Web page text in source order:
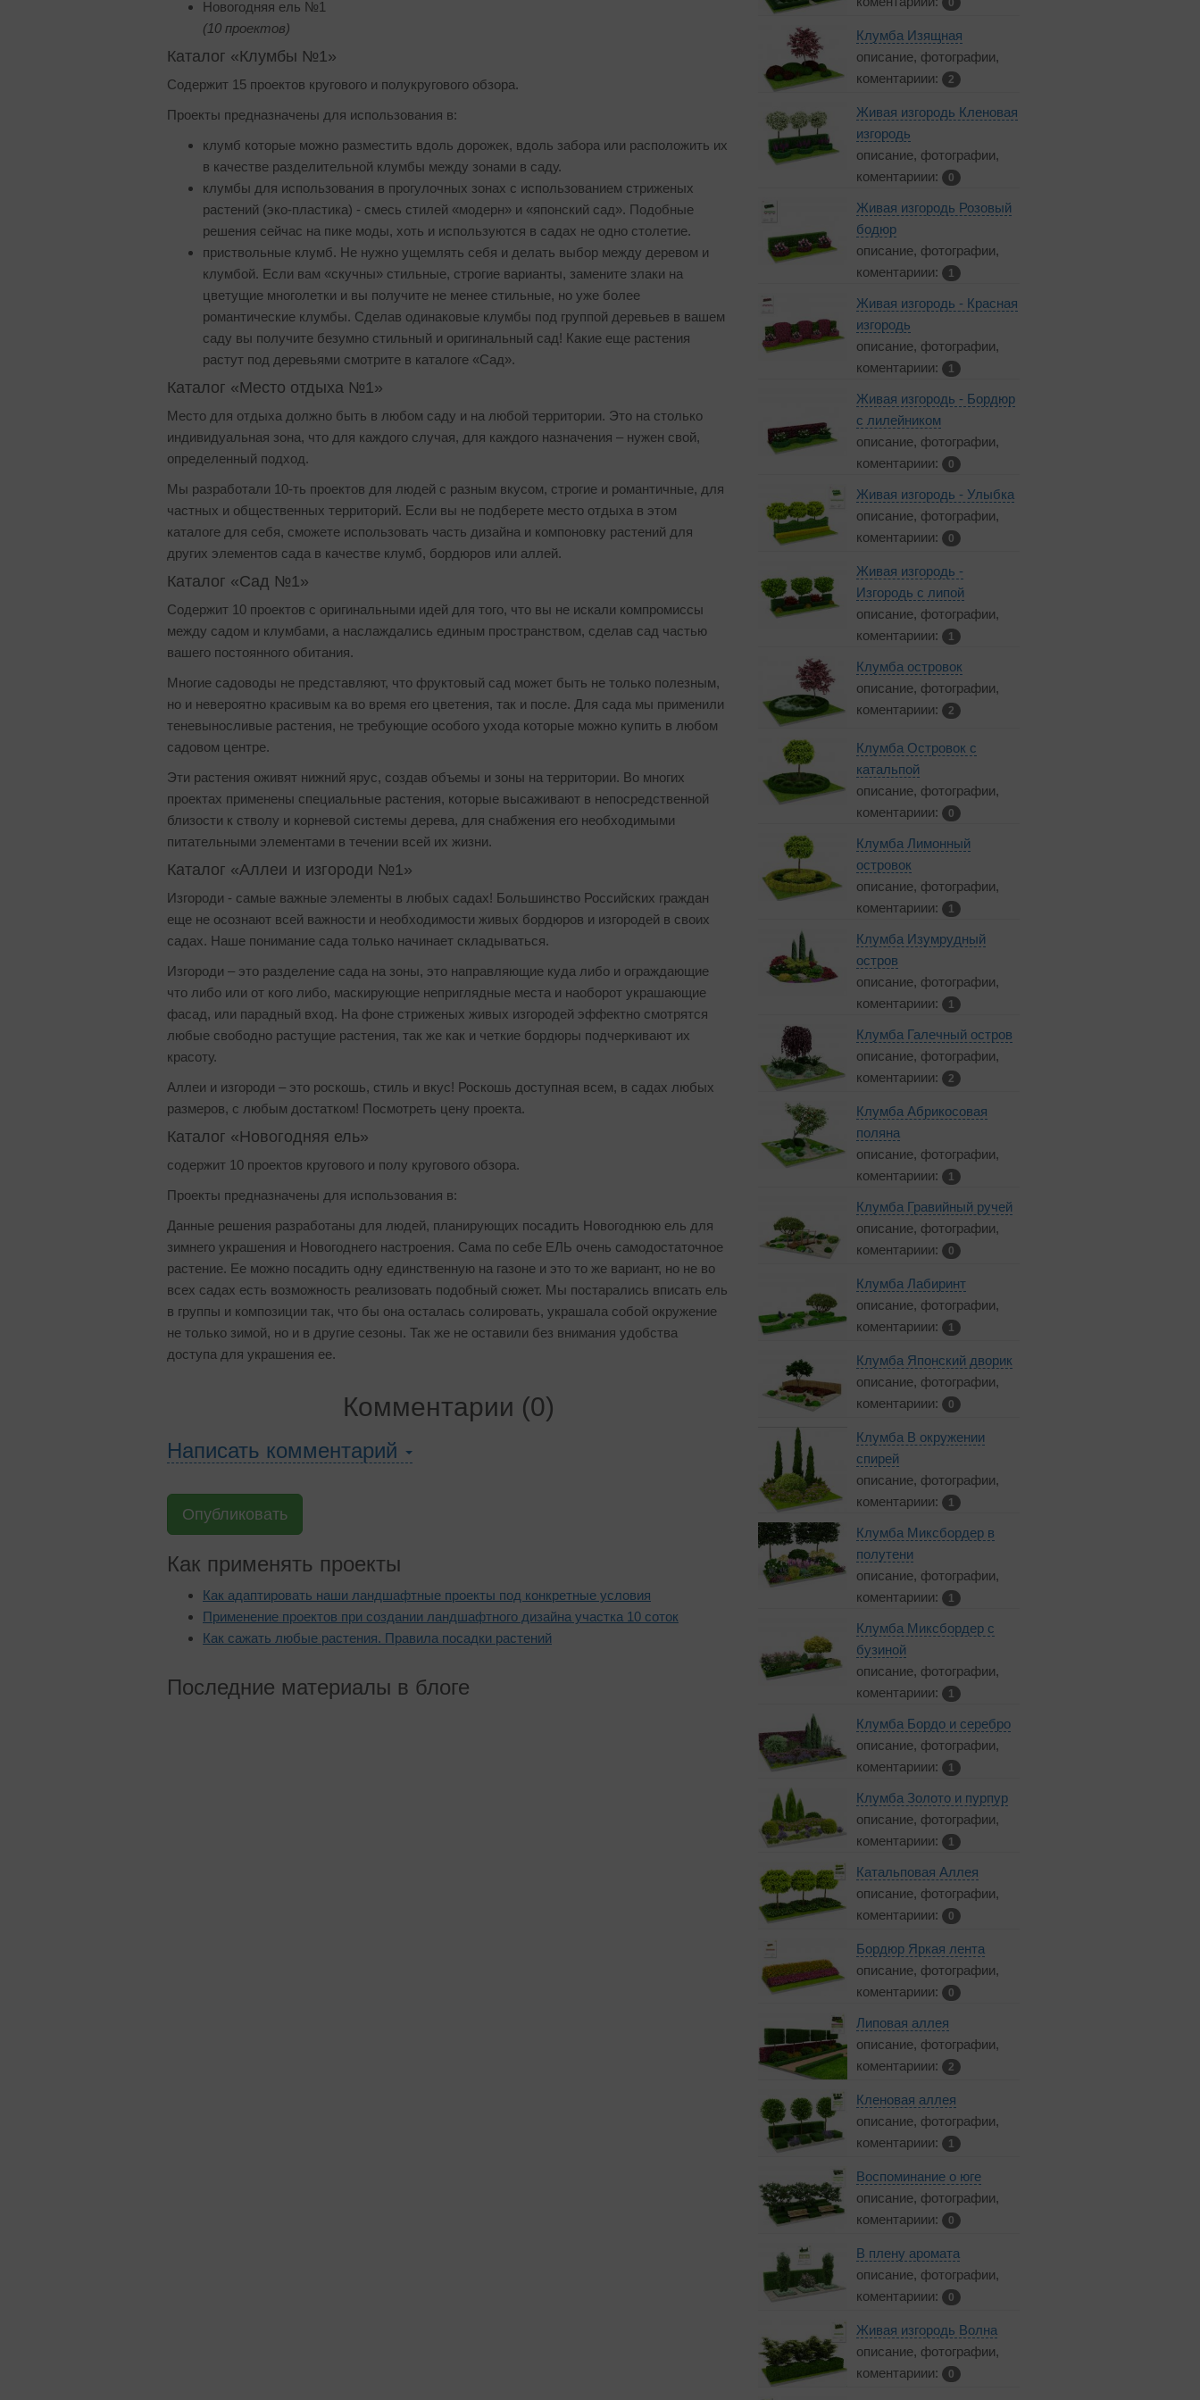
Новогодняя ель №1
(10 проектов)
Каталог «Клумбы №1»
Cодержит 15 проектов кругового и полукругового обзора.
Проекты предназначены для использования в:
клумб которые можно разместить вдоль дорожек, вдоль забора или расположить их
в качестве разделительной клумбы между зонами в саду.
клумбы для использования в прогулочных зонах с использованием стриженых
растений (эко-пластика) - смесь стилей «модерн» и «японский сад». Подобные
решения сейчас на пике моды, хоть и используются в садах не одно столетие.
приствольные клумб. Не нужно ущемлять себя и делать выбор между деревом и
клумбой. Если вам «скучны» стильные, строгие варианты, замените злаки на
цветущие многолетки и вы получите не менее стильные, но уже более
романтические клумбы. Сделав одинаковые клумбы под группой деревьев в вашем
саду вы получите безумно стильный и оригинальный сад! Какие еще растения
растут под деревьями смотрите в каталоге «Сад».
Каталог «Место отдыха №1»
Место для отдыха должно быть в любом саду и на любой территории. Это на столько
индивидуальная зона, что для каждого случая, для каждого назначения – нужен свой,
определенный подход.
Мы разработали 10-ть проектов для людей с разным вкусом, строгие и романтичные, для
частных и общественных территорий. Если вы не подберете место отдыха в этом
каталоге для себя, сможете использовать часть дизайна и компоновку растений для
других элементов сада в качестве клумб, бордюров или аллей.
Каталог «Сад №1»
Cодержит 10 проектов с оригинальными идей для того, что вы не искали компромиссы
между садом и клумбами, а наслаждались единым пространством, сделав сад частью
вашего постоянного обитания.
Многие садоводы не представляют, что фруктовый сад может быть не только полезным,
но и невероятно красивым ка во время его цветения, так и после. Для сада мы применили
теневыносливые растения, не требующие особого ухода которые можно купить в любом
садовом центре.
Эти растения оживят нижний ярус, создав объемы и зоны на территории. Во многих
проектах применены специальные растения, которые высаживают в непосредственной
близости к стволу и корневой системы дерева, для снабжения его необходимыми
питательными элементами в течении всей их жизни.
Каталог «Аллеи и изгороди №1»
Изгороди - самые важные элементы в любых садах! Большинство Российских граждан
еще не осознают всей важности и необходимости живых бордюров и изгородей в своих
садах. Наше понимание сада только начинает складываться.
Изгороди – это разделение сада на зоны, это направляющие куда либо и ограждающие
что либо или от кого либо, маскирующие неприглядные места и наоборот украшающие
фасад, или парадный вход. На фоне стриженых живых изгородей эффектно смотрятся
любые свободно растущие растения, так же как и четкие бордюры подчеркивают их
красоту.
Аллеи и изгороди – это роскошь, стиль и вкус! Роскошь доступная всем, в садах любых
размеров, с любым достатком! Посмотреть цену проекта.
Каталог «Новогодняя ель»
содержит 10 проектов кругового и полу кругового обзора.
Проекты предназначены для использования в:
Данные решения разработаны для людей, планирующих посадить Новогоднюю ель для
зимнего украшения и Новогоднего настроения. Сама по себе ЕЛЬ очень самодостаточное
растение. Ее можно посадить одну единственную на газоне и это то же вариант, но не во
всех садах есть возможность реализовать подобный сюжет. Мы постарались вписать ель
в группы и композиции так, что бы она осталась солировать, украшала собой окружение
не только зимой, но и в другие сезоны. Так же не оставили без внимания удобства
доступа для украшения ее.
Комментарии (0)
Написать комментарий
Опубликовать
Как применять проекты
Как адаптировать наши ландшафтные проекты под конкретные условия
Применение проектов при создании ландшафтного дизайна участка 10 соток
Как сажать любые растения. Правила посадки растений
Последние материалы в блоге
0
Клумба Изящная
описание, фотографии,
коментариии:
2
Живая изгородь Кленовая
изгородь
описание, фотографии,
коментариии:
0
Живая изгородь Розовый
бодюр
описание, фотографии,
коментариии:
1
Живая изгородь - Красная
изгородь
описание, фотографии,
коментариии:
1
Живая изгородь - Бордюр
с лилейником
описание, фотографии,
коментариии:
0
Живая изгородь - Улыбка
описание, фотографии,
коментариии:
0
Живая изгородь -
Изгородь с липой
описание, фотографии,
коментариии:
1
Клумба островок
описание, фотографии,
коментариии:
2
Клумба Островок с
катальпой
описание, фотографии,
коментариии:
0
Клумба Лимонный
островок
описание, фотографии,
коментариии:
1
Клумба Изумрудный
остров
описание, фотографии,
коментариии:
1
Клумба Галечный остров
описание, фотографии,
коментариии:
2
Клумба Абрикосовая
поляна
описание, фотографии,
коментариии:
1
Клумба Гравийный ручей
описание, фотографии,
коментариии:
0
Клумба Лабиринт
описание, фотографии,
коментариии:
1
Клумба Японский дворик
описание, фотографии,
коментариии:
0
Клумба В окружении
спирей
описание, фотографии,
коментариии:
1
Клумба Миксбордер в
полутени
описание, фотографии,
коментариии:
1
Клумба Миксбордер с
бузиной
описание, фотографии,
коментариии:
1
Клумба Бордо и серебро
описание, фотографии,
коментариии:
1
Клумба Золото и пурпур
описание, фотографии,
коментариии:
1
Катальповая Аллея
описание, фотографии,
коментариии:
0
Бордюр Яркая лента
описание, фотографии,
коментариии:
0
Липовая аллея
описание, фотографии,
коментариии:
2
Кленовая аллея
описание, фотографии,
коментариии:
1
Воспоминание о юге
описание, фотографии,
коментариии:
0
В плену аромата
описание, фотографии,
коментариии:
0
Живая изгородь Волна
описание, фотографии,
коментариии:
0